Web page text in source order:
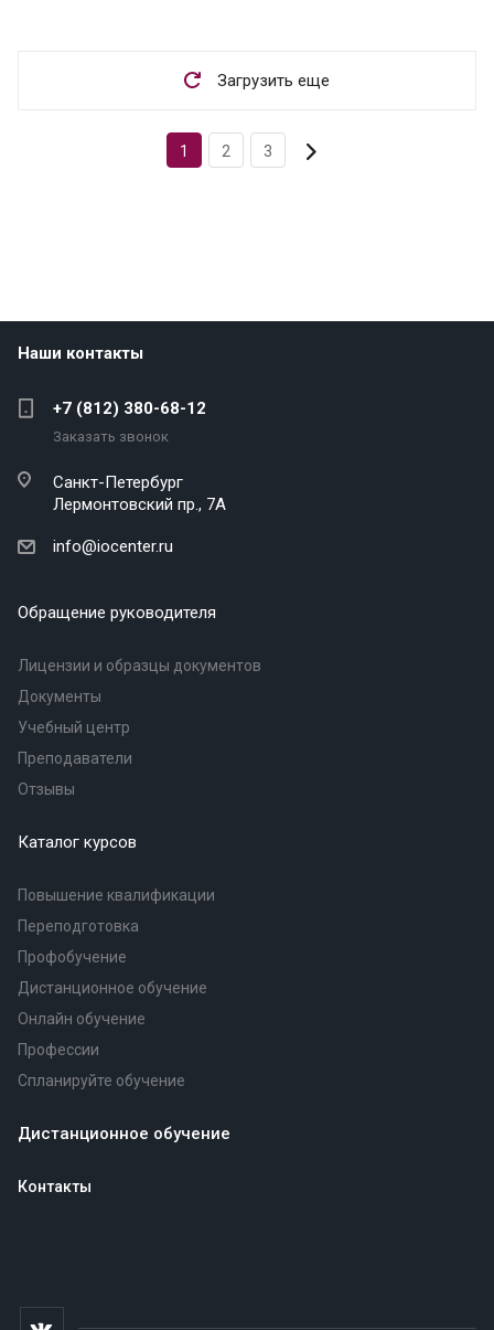
Загрузить еще
1 2 3
Наши контакты
+7 (812) 380-68-12
Заказать звонок
Санкт-Петербург
Лермонтовский пр., 7А
info@iocenter.ru
Обращение руководителя
Лицензии и образцы документов
Документы
Учебный центр
Преподаватели
Отзывы
Каталог курсов
Повышение квалификации
Переподготовка
Профобучение
Дистанционное обучение
Онлайн обучение
Профессии
Спланируйте обучение
Дистанционное обучение
Контакты